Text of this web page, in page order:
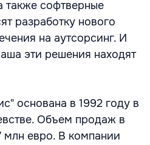
также софтверные
разработку нового
на аутсорсинг. И
эти решения находят
основана в 1992 году в
Объем продаж в
млн евро. В компании